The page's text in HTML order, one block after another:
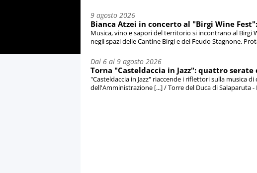
9 agosto 2026
Bianca Atzei in concerto al "Birgi Wine
Musica, vino e sapori del territorio si incontrano al Birgi
negli spazi delle Cantine Birgi e del Feudo Stagnone.
Dal 6 al 9 agosto 2026
Torna "Casteldaccia in Jazz": quattro
"Casteldaccia in Jazz" riaccende i riflettori sulla musica
dell'Amministrazione [...] / Torre del Duca di Salaparuta -